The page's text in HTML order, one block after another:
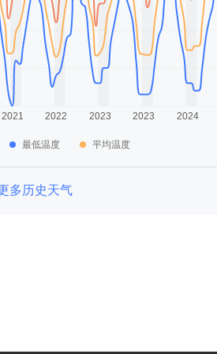
最低温度 平均温度
多历史天气